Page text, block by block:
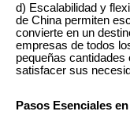
d) Escalabilidad y
de China permiten
convierte en un
empresas de todos
pequeñas cantidades
satisfacer sus
Pasos Esenciales